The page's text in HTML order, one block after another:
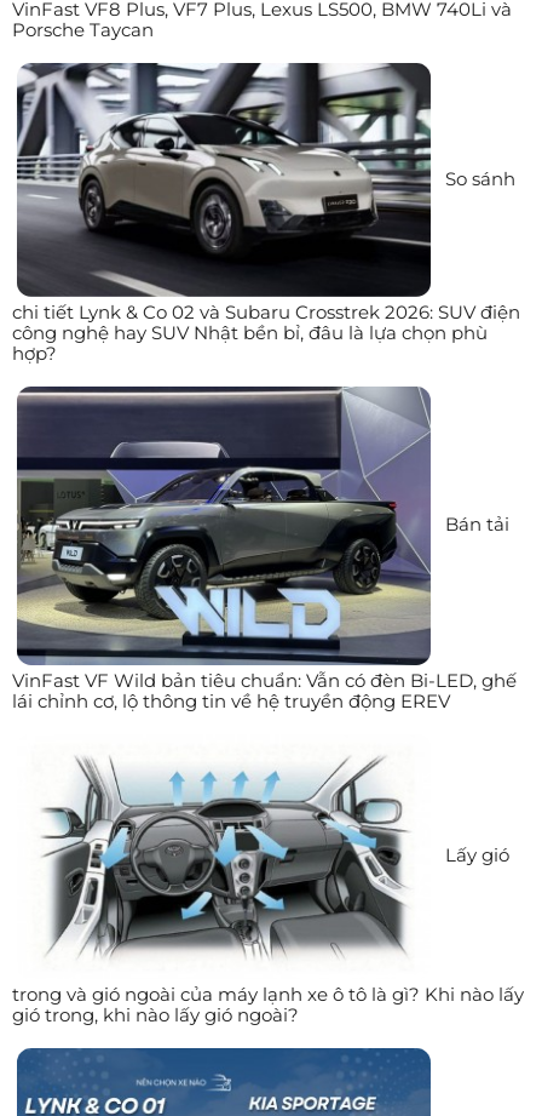
VinFast VF8 Plus, VF7 Plus, Lexus LS500, BMW 740Li và
Porsche Taycan
So sánh
chi tiết Lynk & Co 02 và Subaru Crosstrek 2026: SUV điện
công nghệ hay SUV Nhật bền bỉ, đâu là lựa chọn phù
hợp?
Bán tải
VinFast VF Wild bản tiêu chuẩn: Vẫn có đèn Bi-LED, ghế
lái chỉnh cơ, lộ thông tin về hệ truyền động EREV
Lấy gió
trong và gió ngoài của máy lạnh xe ô tô là gì? Khi nào lấy
gió trong, khi nào lấy gió ngoài?